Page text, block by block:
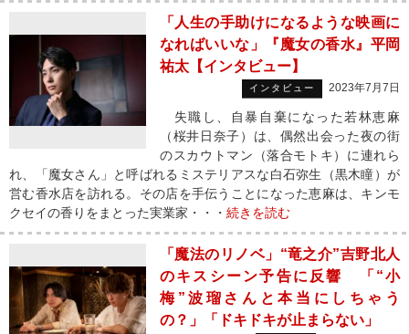
「人生の手助けになるような映画に
なればいいな」『魔女の香水』平岡
祐太【インタビュー】
インタビュー 2023年7月7日
失職し、自暴自棄になった若林恵麻
（桜井日奈子）は、偶然出会った夜の街
のスカウトマン（落合モトキ）に連れら
れ、「魔女さん」と呼ばれるミステリアスな白石弥生（黒木瞳）が
営む香水店を訪れる。その店を手伝うことになった恵麻は、キンモ
クセイの香りをまとった実業家・・・ 続きを読む
「魔法のリノベ」“竜之介”吉野北人
のキスシーン予告に反響 「“小
梅”波瑠さんと本当にしちゃう
の？」「ドキドキが止まらない」